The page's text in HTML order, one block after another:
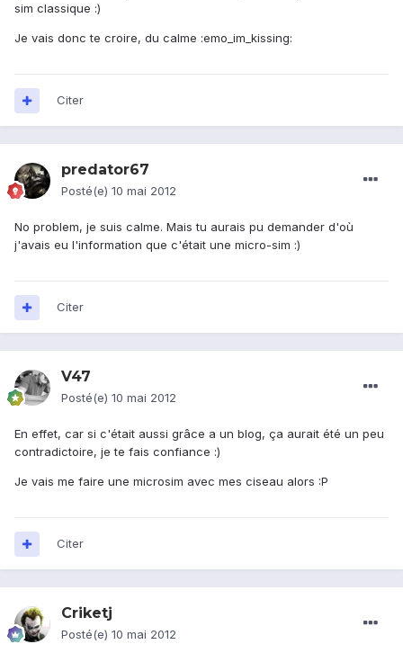
sim classique :)
Je vais donc te croire, du calme :emo_im_kissing:
Citer
predator67
Posté(e) 10 mai 2012
No problem, je suis calme. Mais tu aurais pu demander d'où
j'avais eu l'information que c'était une micro-sim :)
Citer
V47
Posté(e) 10 mai 2012
En effet, car si c'était aussi grâce a un blog, ça aurait été un peu
contradictoire, je te fais confiance :)
Je vais me faire une microsim avec mes ciseau alors :P
Citer
Criketj
Posté(e) 10 mai 2012